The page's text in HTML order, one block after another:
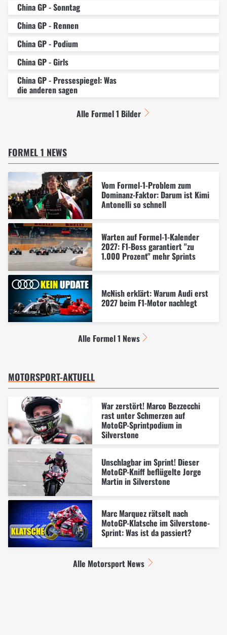
China GP - Sonntag
China GP - Rennen
China GP - Podium
China GP - Girls
China GP - Pressespiegel: Was
die anderen sagen
Alle Formel 1 Bilder
FORMEL 1 NEWS
Vom Formel-1-Problem zum
Dominanz-Faktor: Darum ist Kimi
Antonelli so schnell
Warten auf Formel-1-Kalender
2027: F1-Boss garantiert "zu
1.000 Prozent" mehr Sprints
McNish erklärt: Warum Audi erst
2027 beim F1-Motor nachlegt
Alle Formel 1 News
MOTORSPORT-AKTUELL
War zerstört! Marco Bezzecchi
rast unter Schmerzen auf
MotoGP-Sprintpodium in
Silverstone
Unschlagbar im Sprint! Dieser
MotoGP-Kniff beflügelte Jorge
Martin in Silverstone
Marc Marquez rätselt nach
MotoGP-Klatsche im Silverstone-
Sprint: Was ist da passiert?
Alle Motorsport News